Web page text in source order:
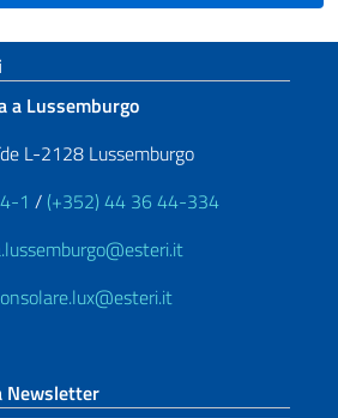
a Lussemburgo
L-2128 Lussemburgo
1 / (+352) 44 36 44-334
Newsletter